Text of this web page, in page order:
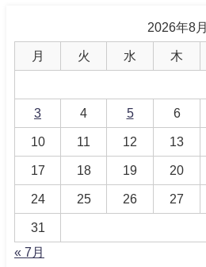
2026年8月
月 火 水 木
3 4 5 6
10 11 12 13
17 18 19 20
24 25 26 27
31
« 7月